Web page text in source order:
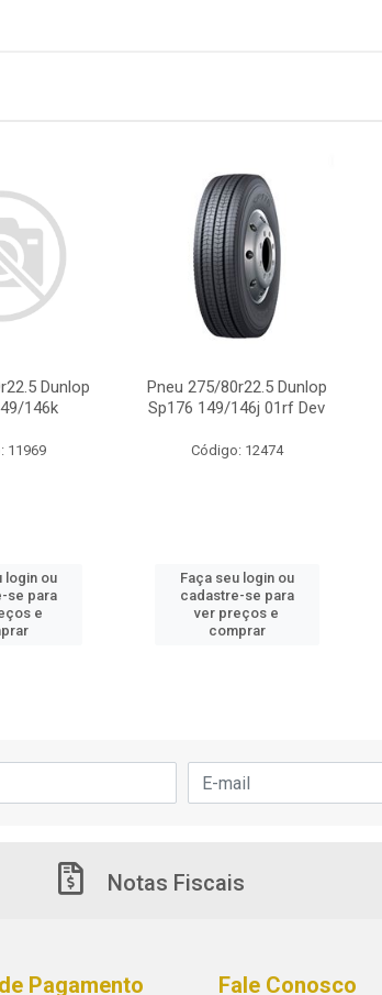
Dunlop
146k
11969
login ou
se para
e
Pneu 275/80r22.5 Dunlop
Sp176 149/146j 01rf Dev
Código: 12474
Faça seu login ou
cadastre-se para
ver preços e
comprar
Notas Fiscais
Pagamento Fale Conosco